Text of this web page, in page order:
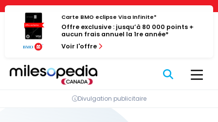
Panneau de gestion des cookies
Passer
contenu
Carte BMO eclipse Visa Infinite*
Offre exclusive : jusqu’à 80 000 points +
aucun frais annuel la 1re année*
Voir l'offre
Divulgation publicitaire